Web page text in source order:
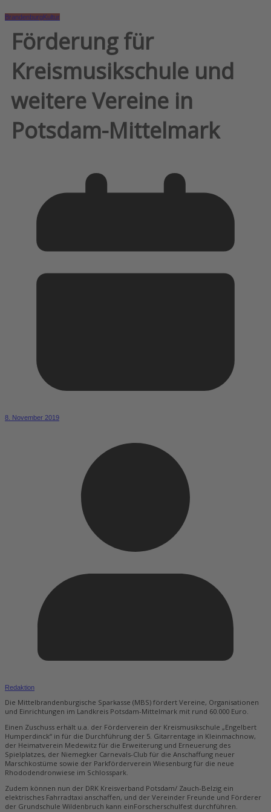
BrandenburgKultur
Förderung für
Kreismusikschule und
weitere Vereine in
Potsdam-Mittelmark
8. November 2019
Redaktion
Die Mittelbrandenburgische Sparkasse (MBS) fördert Vereine, Organisationen
und Einrichtungen im Landkreis Potsdam-Mittelmark mit rund 60.000 Euro.
Einen Zuschuss erhält u.a. der Förderverein der Kreismusikschule „Engelbert
Humperdinck“ in für die Durchführung der 5. Gitarrentage in Kleinmachnow,
der Heimatverein Medewitz für die Erweiterung und Erneuerung des
Spielplatzes, der Niemegker Carnevals-Club für die Anschaffung neuer
Marschkostüme sowie der Parkförderverein Wiesenburg für die neue
Rhododendronwiese im Schlosspark.
Zudem können nun der DRK Kreisverband Potsdam/ Zauch-Belzig ein
elektrisches Fahrradtaxi anschaffen, und der Vereinder Freunde und Förderer
der Grundschule Wildenbruch kann einForscherschulfest durchführen.